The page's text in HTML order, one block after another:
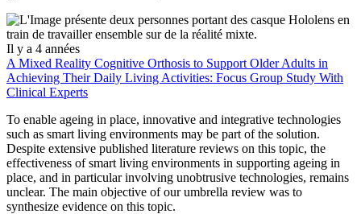
Il y a 4 années
A Mixed Reality Cognitive Orthosis to Support Older Adults in
Achieving Their Daily Living Activities: Focus Group Study With
Clinical Experts
To enable ageing in place, innovative and integrative technologies
such as smart living environments may be part of the solution.
Despite extensive published literature reviews on this topic, the
effectiveness of smart living environments in supporting ageing in
place, and in particular involving unobtrusive technologies, remains
unclear. The main objective of our umbrella review was to
synthesize evidence on this topic.